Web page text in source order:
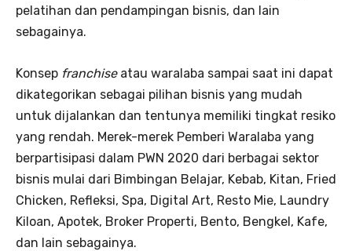
pelatihan dan pendampingan bisnis, dan lain
sebagainya.
Konsep franchiseatau waralaba sampai saat ini dapat
dikategorikan sebagai pilihan bisnis yang mudah
untuk dijalankan dan tentunya memiliki tingkat resiko
yang rendah. Merek-merek Pemberi Waralaba yang
berpartisipasi dalam PWN 2020 dari berbagai sektor
bisnis mulai dari Bimbingan Belajar, Kebab, Kitan, Fried
Chicken, Refleksi, Spa, Digital Art, Resto Mie, Laundry
Kiloan, Apotek, Broker Properti, Bento, Bengkel, Kafe,
dan lain sebagainya.